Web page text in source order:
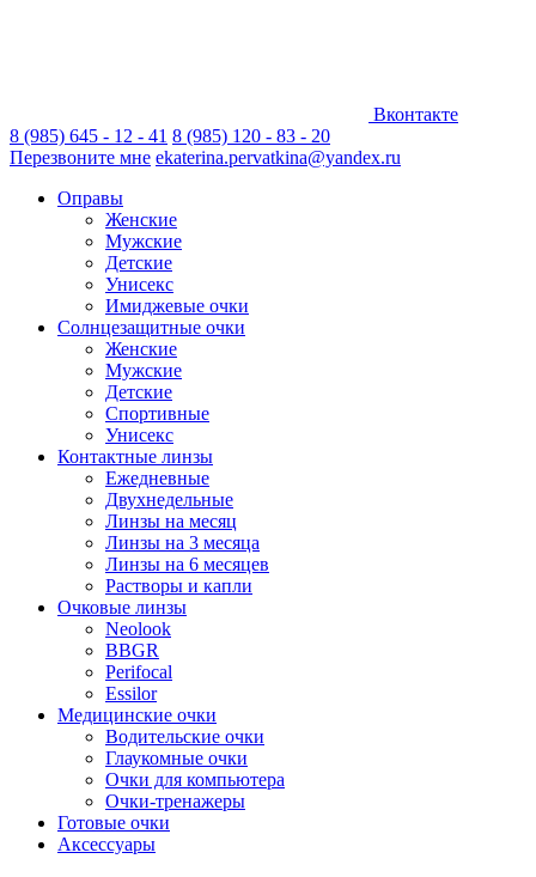
Вконтакте
8 (985) 645 - 12 - 41 8 (985) 120 - 83 - 20
Перезвоните мне ekaterina.pervatkina@yandex.ru
Оправы
Женские
Мужские
Детские
Унисекс
Имиджевые очки
Солнцезащитные очки
Женские
Мужские
Детские
Спортивные
Унисекс
Контактные линзы
Ежедневные
Двухнедельные
Линзы на месяц
Линзы на 3 месяца
Линзы на 6 месяцев
Растворы и капли
Очковые линзы
Neolook
BBGR
Perifocal
Essilor
Медицинские очки
Водительские очки
Глаукомные очки
Очки для компьютера
Очки-тренажеры
Готовые очки
Аксессуары